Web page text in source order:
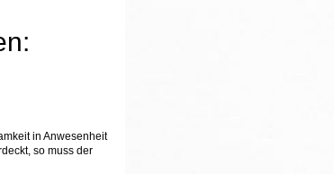
in Anwesenheit
so muss der